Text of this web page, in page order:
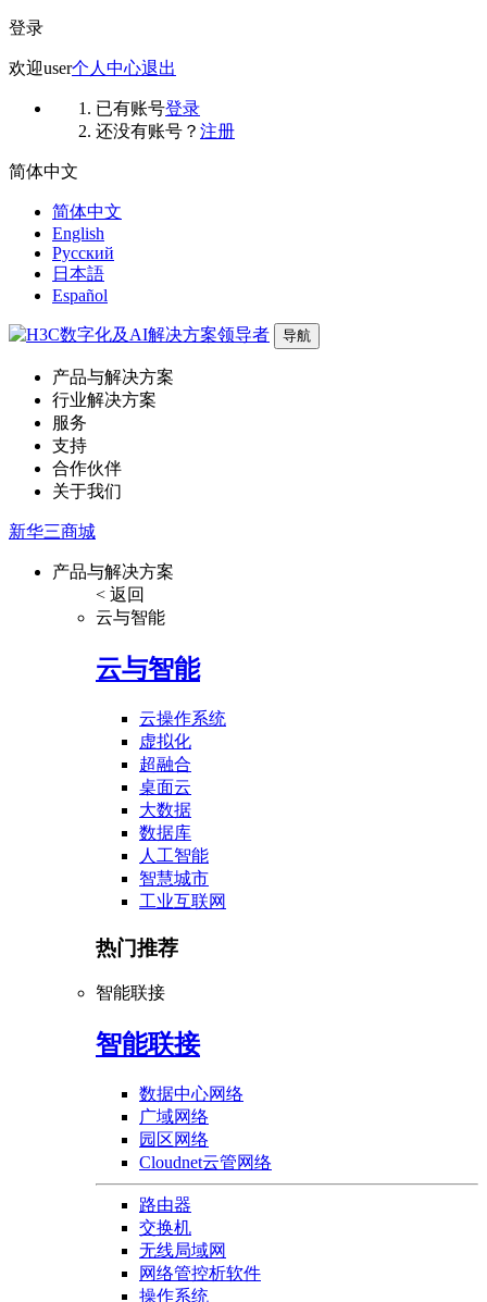
登录
欢迎user个人中心退出
已有账号登录
还没有账号？ 注册
简体中文
简体中文
English
Русский
日本語
Español
导航
产品与解决方案
行业解决方案
服务
支持
合作伙伴
关于我们
新华三商城
产品与解决方案
< 返回
云与智能
云与智能
云操作系统
虚拟化
超融合
桌面云
大数据
数据库
人工智能
智慧城市
工业互联网
热门推荐
智能联接
智能联接
数据中心网络
广域网络
园区网络
Cloudnet云管网络
路由器
交换机
无线局域网
网络管控析软件
操作系统